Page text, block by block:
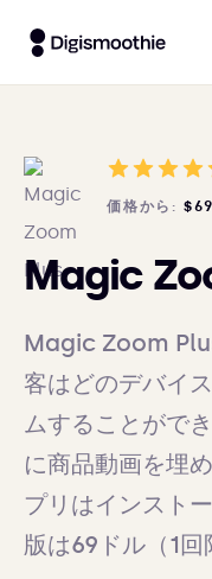
価格から: $69
Magic
Magic Zoom
客はどのデバイ
ムすることがで
に商品動画を埋
プリはインスト
版は69ドル（1回